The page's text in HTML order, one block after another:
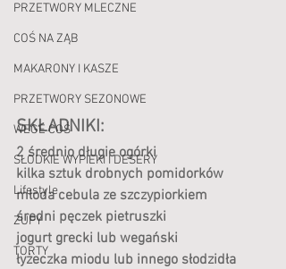
PRZETWORY MLECZNE
COŚ NA ZĄB
MAKARONY I KASZE
PRZETWORY SEZONOWE
WEGE COŚ
SŁODKIE WYPIEKI I DESERY
Lifestyle
ZUPY
TORTY
SKŁADNIKI:
2 średnio długie ogórki
kilka sztuk drobnych pomidorków
młoda cebula ze szczypiorkiem
średni pęczek pietruszki
jogurt grecki lub wegański
łyżeczka miodu lub innego słodzidła